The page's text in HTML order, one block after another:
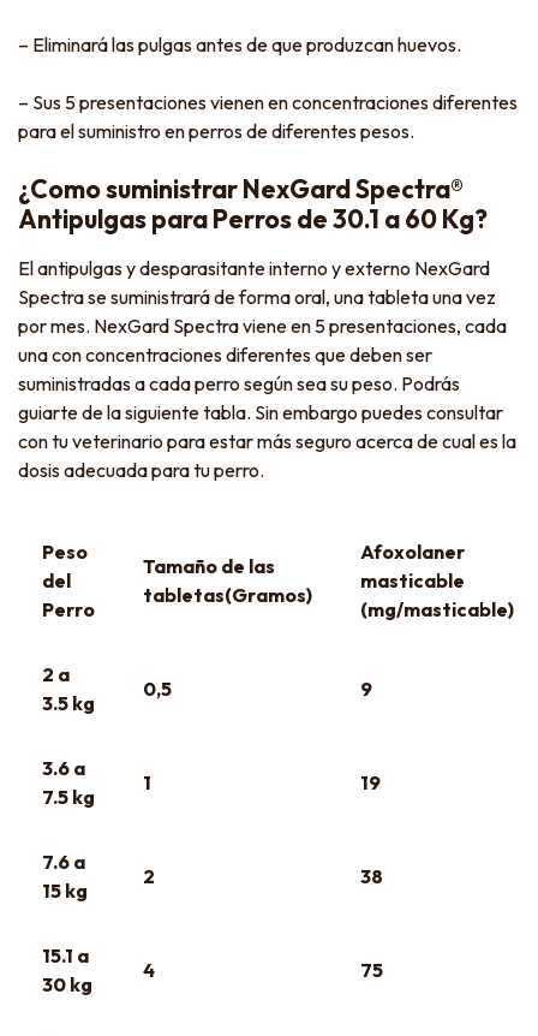
– Eliminará las pulgas antes de que produzcan huevos.
– Sus 5 presentaciones vienen en concentraciones diferentes
para el suministro en perros de diferentes pesos.
¿Como suministrar NexGard Spectra®
Antipulgas para Perros de 30.1 a 60 Kg?
El antipulgas y desparasitante interno y externo NexGard
Spectra se suministrará de forma oral, una tableta una vez
por mes. NexGard Spectra viene en 5 presentaciones, cada
una con concentraciones diferentes que deben ser
suministradas a cada perro según sea su peso. Podrás
guiarte de la siguiente tabla. Sin embargo puedes consultar
con tu veterinario para estar más seguro acerca de cual es la
dosis adecuada para tu perro.
Peso
del
Perro
Tamaño de las
tabletas(Gramos)
Afoxolaner
masticable
(mg/masticable)
2 a
3.5 kg
0,5 9
3.6 a
7.5 kg
1 19
7.6 a
15 kg
2 38
15.1 a
30 kg
4 75